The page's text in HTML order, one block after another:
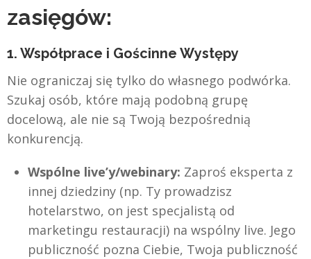
zasięgów:
1. Współprace i Gościnne Występy
Nie ograniczaj się tylko do własnego podwórka.
Szukaj osób, które mają podobną grupę
docelową, ale nie są Twoją bezpośrednią
konkurencją.
Wspólne live’y/webinary: Zaproś eksperta z
innej dziedziny (np. Ty prowadzisz
hotelarstwo, on jest specjalistą od
marketingu restauracji) na wspólny live. Jego
publiczność pozna Ciebie, Twoja publiczność